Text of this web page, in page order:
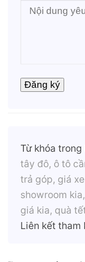
Từ khóa
tây đô, ô tô
trả góp, giá
showroom
giá kia, quà
Liên kết tham